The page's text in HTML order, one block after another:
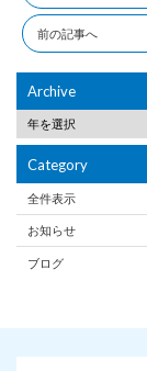
前の記事へ
Archive
Category
全件表示
お知らせ
ブログ